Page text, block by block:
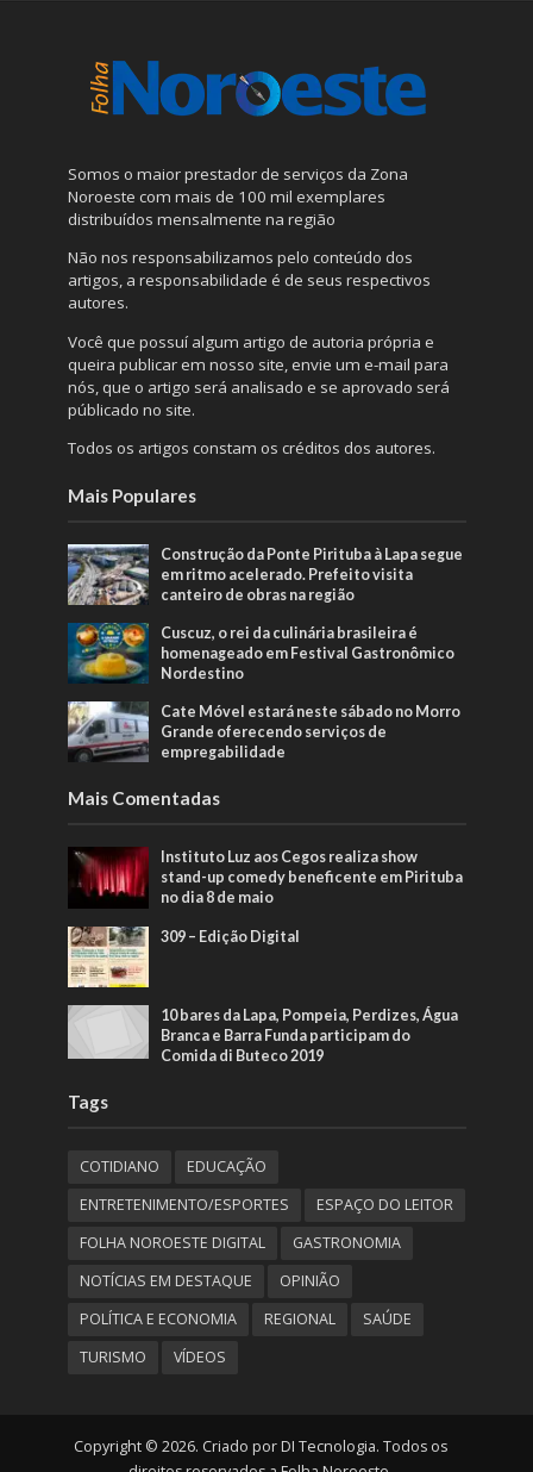
Somos o maior prestador de serviços da Zona
Noroeste com mais de 100 mil exemplares
distribuídos mensalmente na região
Não nos responsabilizamos pelo conteúdo dos
artigos, a responsabilidade é de seus respectivos
autores.
Você que possuí algum artigo de autoria própria e
queira publicar em nosso site, envie um e-mail para
nós, que o artigo será analisado e se aprovado será
públicado no site.
Todos os artigos constam os créditos dos autores.
Mais Populares
Construção da Ponte Pirituba à Lapa segue
em ritmo acelerado. Prefeito visita
canteiro de obras na região
Cuscuz, o rei da culinária brasileira é
homenageado em Festival Gastronômico
Nordestino
Cate Móvel estará neste sábado no Morro
Grande oferecendo serviços de
empregabilidade
Mais Comentadas
Instituto Luz aos Cegos realiza show
stand-up comedy beneficente em Pirituba
no dia 8 de maio
309 – Edição Digital
10 bares da Lapa, Pompeia, Perdizes, Água
Branca e Barra Funda participam do
Comida di Buteco 2019
Tags
COTIDIANO
EDUCAÇÃO
ENTRETENIMENTO/ESPORTES
ESPAÇO DO LEITOR
FOLHA NOROESTE DIGITAL
GASTRONOMIA
NOTÍCIAS EM DESTAQUE
OPINIÃO
POLÍTICA E ECONOMIA
REGIONAL
SAÚDE
TURISMO
VÍDEOS
Copyright © 2026. Criado por DI Tecnologia. Todos os